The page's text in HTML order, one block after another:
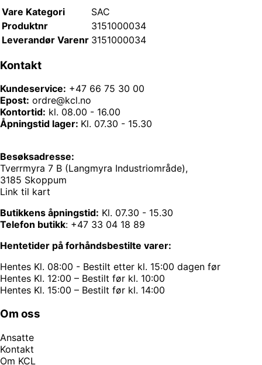
Vare Kategori
SAC
Produktnr
3151000034
Leverandør Varenr 3151000034
Kontakt
Kundeservice: +47 66 75 30 00
Epost: ordre@kcl.no
Kontortid: kl. 08.00 - 16.00
Åpningstid lager: Kl. 07.30 - 15.30
Besøksadresse:
Tverrmyra 7 B (Langmyra Industriområde),
3185 Skoppum
Link til kart
Butikkens åpningstid: Kl. 07.30 - 15.30
Telefon butikk: +47 33 04 18 89
Hentetider på forhåndsbestilte varer:
Hentes Kl. 08:00 - Bestilt etter kl. 15:00 dagen før
Hentes Kl. 12:00 – Bestilt før kl. 10:00
Hentes Kl. 15:00 – Bestilt før kl. 14:00
Om oss
Ansatte
Kontakt
Om KCL